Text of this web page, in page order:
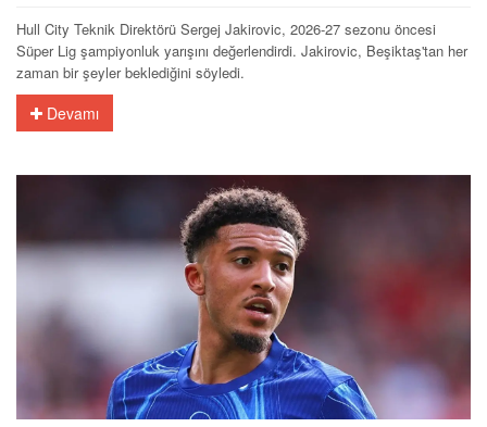
Hull City Teknik Direktörü Sergej Jakirovic, 2026-27 sezonu öncesi
Süper Lig şampiyonluk yarışını değerlendirdi. Jakirovic, Beşiktaş'tan her
zaman bir şeyler beklediğini söyledi.
Devamı